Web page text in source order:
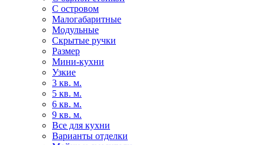
С островом
Малогабаритные
Модульные
Скрытые ручки
Размер
Мини-кухни
Узкие
3 кв. м.
5 кв. м.
6 кв. м.
9 кв. м.
Все для кухни
Варианты отделки